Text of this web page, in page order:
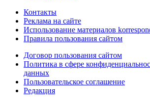
Контакты
Реклама на сайте
Использование материалов
Правила пользования сайтом
Договор пользования сайтом
Политика в сфере
данных
Пользовательское соглашение
Редакция